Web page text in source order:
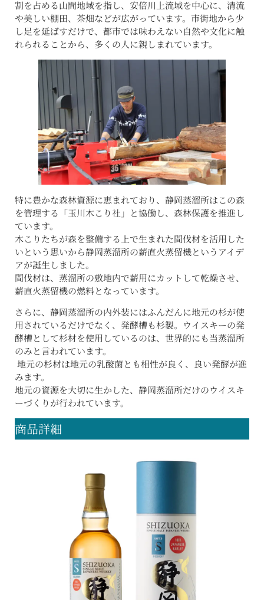
割を占める山間地域を指し、安倍川上流域を中心に、清流
や美しい棚田、茶畑などが広がっています。市街地から少
し足を延ばすだけで、都市では味わえない自然や文化に触
れられることから、多くの人に親しまれています。
特に豊かな森林資源に恵まれており、静岡蒸溜所はこの森
を管理する「玉川木こり社」と協働し、森林保護を推進し
ています。
木こりたちが森を整備する上で生まれた間伐材を活用した
いという思いから静岡蒸溜所の薪直火蒸留機というアイデ
アが誕生しました。
間伐材は、蒸溜所の敷地内で薪用にカットして乾燥させ、
薪直火蒸留機の燃料となっています。
さらに、静岡蒸溜所の内外装にはふんだんに地元の杉が使
用されているだけでなく、発酵槽も杉製。ウイスキーの発
酵槽として杉材を使用しているのは、世界的にも当蒸溜所
のみと言われています。
地元の杉材は地元の乳酸菌とも相性が良く、良い発酵が進
みます。
地元の資源を大切に生かした、静岡蒸溜所だけのウイスキ
ーづくりが行われています。
商品詳細